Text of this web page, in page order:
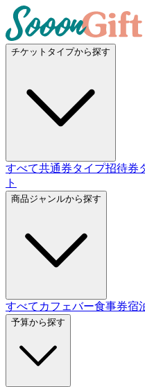
チケットタイプから探す
すべて共通券タイプ招待券
ト
商品ジャンルから探す
すべて カフェバー食事券宿
予算から探す